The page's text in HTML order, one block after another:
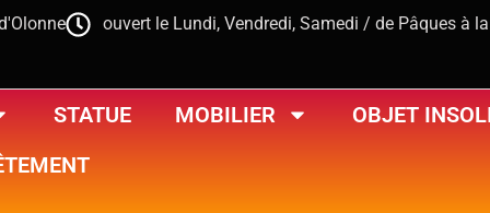
ouvert le Lundi, Vendredi, Samedi / de Pâques à
STATUE MOBILIER
OBJET